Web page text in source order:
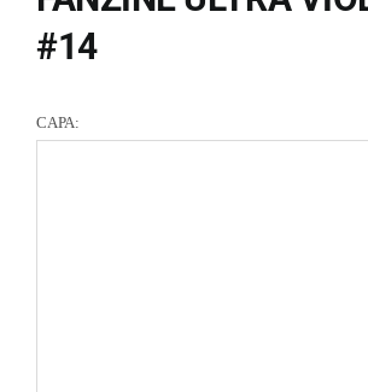
#14
CAPA: